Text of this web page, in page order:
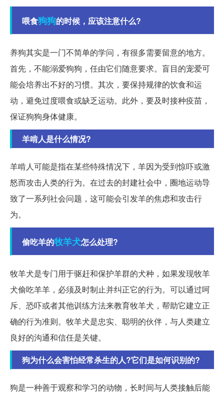
喂食狗狗的时候，应该注意什么?
养狗其实是一门不简单的学问，有很多需要留意的地方。
首先，不能溺爱狗狗，任由它们随意要求。盲目的宠爱可
能会培养出不好的习惯。其次，要保持规律的饮食和运
动，避免过度喂食或缺乏运动。此外，要及时接种疫苗，
保证狗狗身体健康。
羊啃人是什么情况?
羊啃人可能是指在某些特殊情况下，羊因为受到惊吓或激
怒而攻击人类的行为。在过去的封建社会中，圈地运动导
致了一系列社会问题，这可能会引发羊的焦虑和攻击行
为。
偷吃羊的牧羊犬怎么处理?
牧羊犬是专门用于驱赶和保护羊群的犬种，如果发现牧羊
犬偷吃羊羊，必须及时制止并纠正它的行为。可以通过呵
斥、恐吓或者其他训练方法来教育牧羊犬，帮助它建立正
确的行为准则。牧羊犬是忠实、聪明的伙伴，与人类建立
良好的沟通和信任是关键。
狗为什么会害怕经常杀生的人?它们是如何识别的?
狗是一种善于观察和学习的动物，长时间与人类接触后能